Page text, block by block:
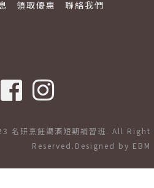
領取優惠 聯絡我們
名研烹飪調酒短期補習班. All Right
Reserved.Designed by EBM